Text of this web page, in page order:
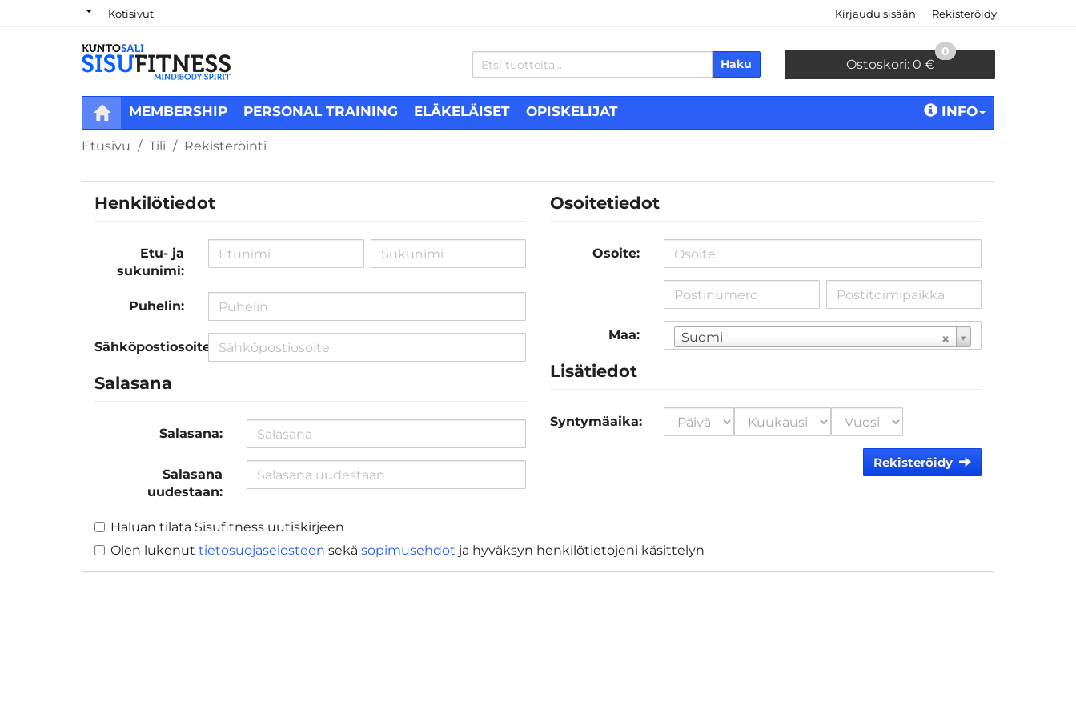
Kotisivut Kirjaudu sisään Rekisteröidy
Haku Ostoskori:0 €
0
MEMBERSHIP PERSONAL TRAINING ELÄKELÄISET OPISKELIJAT INFO
Etusivu Tili Rekisteröinti
Henkilötiedot
Etu- ja
sukunimi:
Puhelin:
Sähköpostiosoite:
Salasana
Salasana:
Salasana
uudestaan:
Osoitetiedot
Osoite:
Maa: Suomi
Lisätiedot
Syntymäaika:
Rekisteröidy
Haluan tilata Sisufitness uutiskirjeen
Olen lukenut tietosuojaselosteen sekä sopimusehdot ja hyväksyn henkilötietojeni käsittelyn